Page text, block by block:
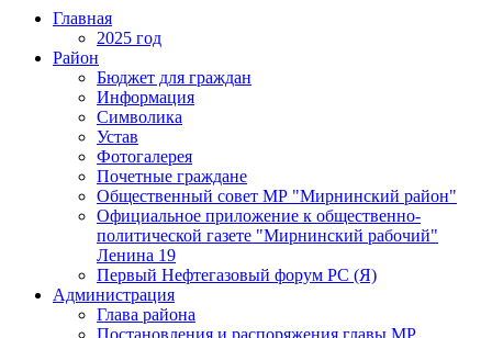
Главная
2025 год
Район
Бюджет для граждан
Информация
Символика
Устав
Фотогалерея
Почетные граждане
Общественный совет МР "Мирнинский район"
Официальное приложение к общественно-
политической газете "Мирнинский рабочий"
Ленина 19
Первый Нефтегазовый форум РС (Я)
Администрация
Глава района
Постановления и распоряжения главы МР